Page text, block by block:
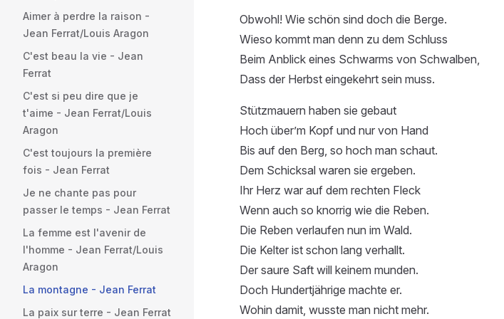
Aimer à perdre la raison -
Jean Ferrat/Louis Aragon
C'est beau la vie - Jean
Ferrat
C'est si peu dire que je
t'aime - Jean Ferrat/Louis
Aragon
C'est toujours la première
fois - Jean Ferrat
Je ne chante pas pour
passer le temps - Jean Ferrat
La femme est l'avenir de
l'homme - Jean Ferrat/Louis
Aragon
La montagne - Jean Ferrat
La paix sur terre - Jean Ferrat
Obwohl! Wie schön sind doch die Berge.
Wieso kommt man denn zu dem Schluss
Beim Anblick eines Schwarms von Schwalben,
Dass der Herbst eingekehrt sein muss.
Stützmauern haben sie gebaut
Hoch über’m Kopf und nur von Hand
Bis auf den Berg, so hoch man schaut.
Dem Schicksal waren sie ergeben.
Ihr Herz war auf dem rechten Fleck
Wenn auch so knorrig wie die Reben.
Die Reben verlaufen nun im Wald.
Die Kelter ist schon lang verhallt.
Der saure Saft will keinem munden.
Doch Hundertjährige machte er.
Wohin damit, wusste man nicht mehr.